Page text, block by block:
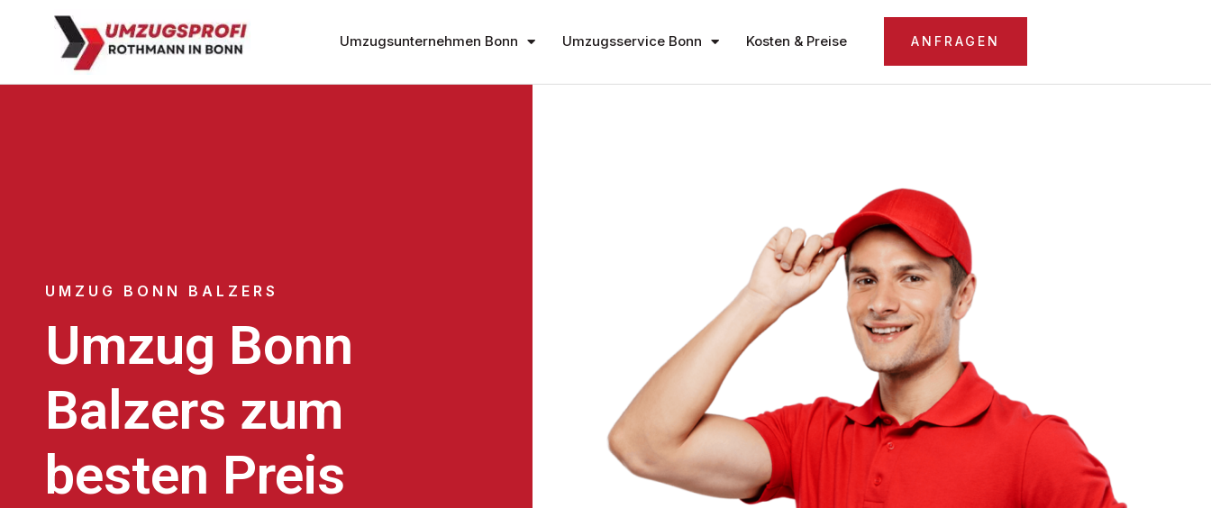
Umzugsunternehmen Bonn Umzugsservice Bonn Kosten & Preise ANFRAGEN
UMZUG BONN BALZERS
Umzug Bonn
Balzers zum
besten Preis